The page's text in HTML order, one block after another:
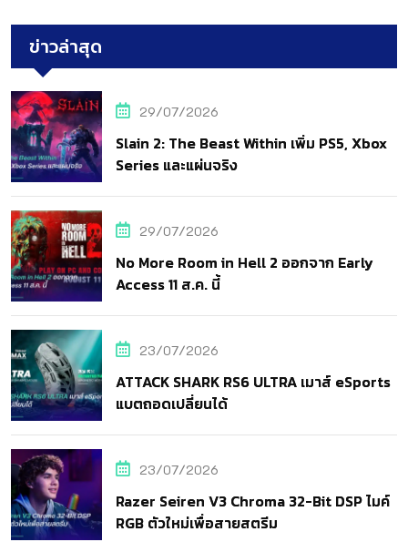
ข่าวล่าสุด
29/07/2026
Slain 2: The Beast Within เพิ่ม PS5, Xbox
Series และแผ่นจริง
29/07/2026
No More Room in Hell 2 ออกจาก Early
Access 11 ส.ค. นี้
23/07/2026
ATTACK SHARK RS6 ULTRA เมาส์ eSports
แบตถอดเปลี่ยนได้
23/07/2026
Razer Seiren V3 Chroma 32-Bit DSP ไมค์
RGB ตัวใหม่เพื่อสายสตรีม